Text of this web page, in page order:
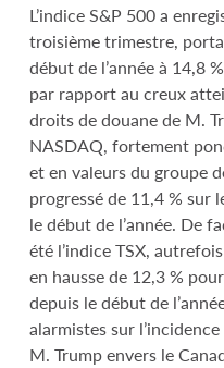
L’indice S&P 500 a
troisième trimestre,
début de l’année à 14,8
par rapport au creux
droits de douane de M.
NASDAQ, fortement
et en valeurs du groupe
progressé de 11,4 % sur
le début de l’année. De
été l’indice TSX,
en hausse de 12,3 %
depuis le début de
alarmistes sur
M. Trump envers le